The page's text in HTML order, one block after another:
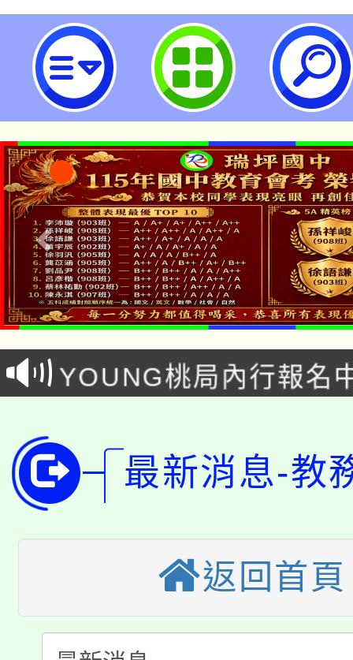
「113年中小學教師專業發展人才
之「課程講師增能工作坊」-桃園
「本色祭」8/29、30在
場熱烈登場!
8/21下午1時於龍潭區
徵才活動。
YOUNG桃局內行報名
8月14至27日，桃園電
開!
115年桃園市運動會8/
田徑場及游泳池舉行。
桃園市低收入戶享有免
半價優惠，詳情可洽有
者。
份教師增能研習
大溪自造教育及科技
淨零綠生活教案入校路
會
115年食農教育專業人
最新消息-教
返回首頁